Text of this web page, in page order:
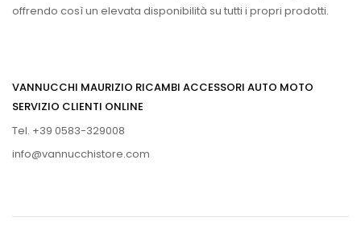
offrendo così un elevata disponibilità su tutti i propri prodotti.
VANNUCCHI MAURIZIO RICAMBI ACCESSORI AUTO MOTO
SERVIZIO CLIENTI ONLINE
Tel. +39 0583-329008
info@vannucchistore.com